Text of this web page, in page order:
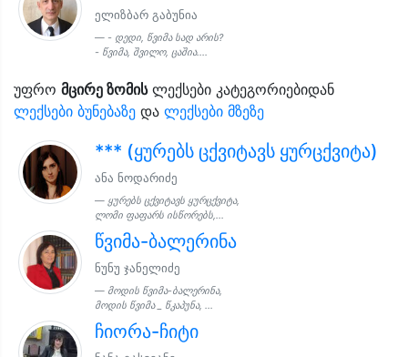
ელიზბარ გაბუნია
- დედი, წვიმა სად არის?
- წვიმა, შვილო, ცაშია....
უფრო მცირე ზომისლექსები კატეგორიებიდან
ლექსები ბუნებაზე და ლექსები მზეზე
*** (ყურებს ცქვიტავს ყურცქვიტა)
ანა ნოდარიძე
ყურებს ცქვიტავს ყურცქვიტა,
ლომი ფაფარს ისწორებს,...
წვიმა-ბალერინა
ნუნუ ჯანელიძე
მოდის წვიმა-ბალერინა,
მოდის წვიმა _ წკაპუნა, ...
ჩიორა-ჩიტი